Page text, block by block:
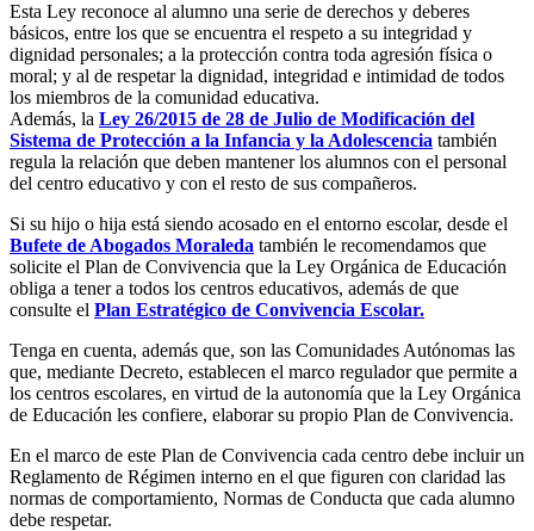
Esta Ley reconoce al alumno una serie de derechos y deberes
básicos, entre los que se encuentra el respeto a su integridad y
dignidad personales; a la protección contra toda agresión física o
moral; y al de respetar la dignidad, integridad e intimidad de todos
los miembros de la comunidad educativa.
Además, la Ley 26/2015 de 28 de Julio de Modificación del
Sistema de Protección a la Infancia y la Adolescencia también
regula la relación que deben mantener los alumnos con el personal
del centro educativo y con el resto de sus compañeros.
Si su hijo o hija está siendo acosado en el entorno escolar, desde el
Bufete de Abogados Moraleda también le recomendamos que
solicite el Plan de Convivencia que la Ley Orgánica de Educación
obliga a tener a todos los centros educativos, además de que
consulte el Plan Estratégico de Convivencia Escolar.
Tenga en cuenta, además que, son las Comunidades Autónomas las
que, mediante Decreto, establecen el marco regulador que permite a
los centros escolares, en virtud de la autonomía que la Ley Orgánica
de Educación les confiere, elaborar su propio Plan de Convivencia.
En el marco de este Plan de Convivencia cada centro debe incluir un
Reglamento de Régimen interno en el que figuren con claridad las
normas de comportamiento, Normas de Conducta que cada alumno
debe respetar.